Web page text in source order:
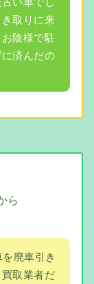
取りに来
陰様で駐
済んだの
ら
廃車引き
取業者だ